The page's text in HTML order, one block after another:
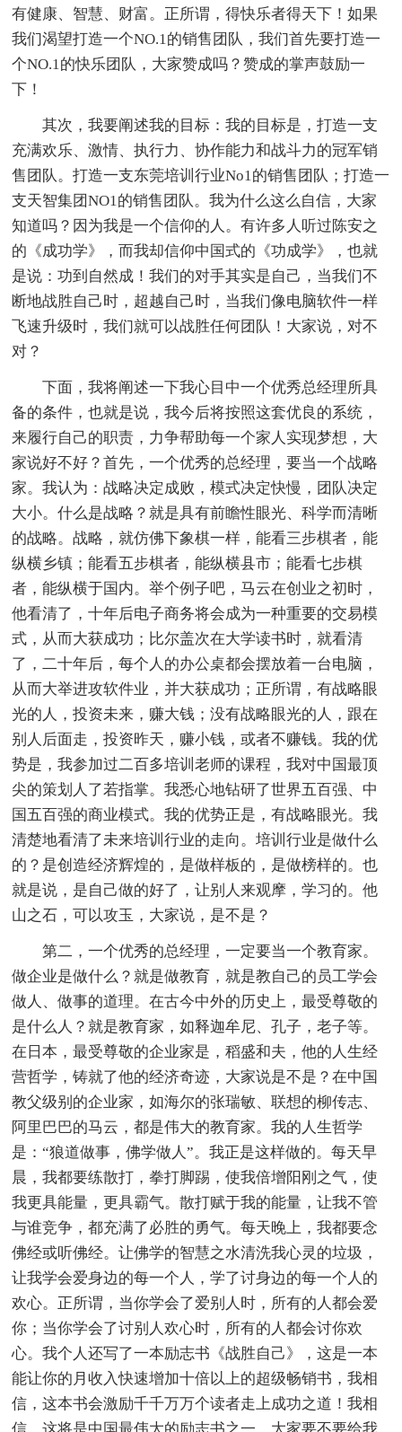
有健康、智慧、财富。正所谓，得快乐者得天下！如果
我们渴望打造一个NO.1的销售团队，我们首先要打造一
个NO.1的快乐团队，大家赞成吗？赞成的掌声鼓励一
下！
其次，我要阐述我的目标：我的目标是，打造一支
充满欢乐、激情、执行力、协作能力和战斗力的冠军销
售团队。打造一支东莞培训行业No1的销售团队；打造一
支天智集团NO1的销售团队。我为什么这么自信，大家
知道吗？因为我是一个信仰的人。有许多人听过陈安之
的《成功学》，而我却信仰中国式的《功成学》，也就
是说：功到自然成！我们的对手其实是自己，当我们不
断地战胜自己时，超越自己时，当我们像电脑软件一样
飞速升级时，我们就可以战胜任何团队！大家说，对不
对？
下面，我将阐述一下我心目中一个优秀总经理所具
备的条件，也就是说，我今后将按照这套优良的系统，
来履行自己的职责，力争帮助每一个家人实现梦想，大
家说好不好？首先，一个优秀的总经理，要当一个战略
家。我认为：战略决定成败，模式决定快慢，团队决定
大小。什么是战略？就是具有前瞻性眼光、科学而清晰
的战略。战略，就仿佛下象棋一样，能看三步棋者，能
纵横乡镇；能看五步棋者，能纵横县市；能看七步棋
者，能纵横于国内。举个例子吧，马云在创业之初时，
他看清了，十年后电子商务将会成为一种重要的交易模
式，从而大获成功；比尔盖次在大学读书时，就看清
了，二十年后，每个人的办公桌都会摆放着一台电脑，
从而大举进攻软件业，并大获成功；正所谓，有战略眼
光的人，投资未来，赚大钱；没有战略眼光的人，跟在
别人后面走，投资昨天，赚小钱，或者不赚钱。我的优
势是，我参加过二百多培训老师的课程，我对中国最顶
尖的策划人了若指掌。我悉心地钻研了世界五百强、 中
国五百强的商业模式。我的优势正是，有战略眼光。我
清楚地看清了未来培训行业的走向。培训行业是做什么
的？是创造经济辉煌的，是做样板的，是做榜样的。也
就是说，是自己做的好了，让别人来观摩，学习的。他
山之石，可以攻玉，大家说，是不是？
第二，一个优秀的总经理，一定要当一个教育家。
做企业是做什么？就是做教育，就是教自己的员工学会
做人、做事的道理。在古今中外的历史上，最受尊敬的
是什么人？就是教育家，如释迦牟尼、孔子，老子等。
在日本，最受尊敬的企业家是，稻盛和夫，他的人生经
营哲学，铸就了他的经济奇迹，大家说是不是？在中国
教父级别的企业家，如海尔的张瑞敏、联想的柳传志、
阿里巴巴的马云，都是伟大的教育家。我的人生哲学
是：“狼道做事，佛学做人”。我正是这样做的。每天早
晨，我都要练散打，拳打脚踢，使我倍增阳刚之气，使
我更具能量，更具霸气。散打赋于我的能量，让我不管
与谁竞争，都充满了必胜的勇气。每天晚上，我都要念
佛经或听佛经。让佛学的智慧之水清洗我心灵的垃圾，
让我学会爱身边的每一个人，学了讨身边的每一个人的
欢心。正所谓，当你学会了爱别人时，所有的人都会爱
你；当你学会了讨别人欢心时，所有的人都会讨你欢
心。我个人还写了一本励志书《战胜自己》，这是一本
能让你的月收入快速增加十倍以上的超级畅销书，我相
信，这本书会激励千千万万个读者走上成功之道！我相